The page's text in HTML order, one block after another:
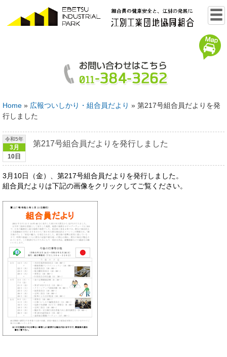
Home » 広報ついしかり・組合員だより » 第217号組合員だよりを発
行しました
令和5年
3月
10日
第217号組合員だよりを発行しました
3月10日（金）、第217号組合員だよりを発行しました。
組合員だよりは下記の画像をクリックしてご覧ください。